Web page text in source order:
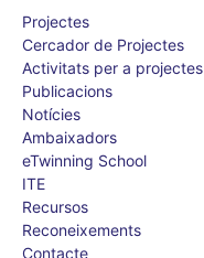
Projectes
Cercador de Projectes
Activitats per a projectes
Publicacions
Notícies
Ambaixadors
eTwinning School
ITE
Recursos
Reconeixements
Contacte